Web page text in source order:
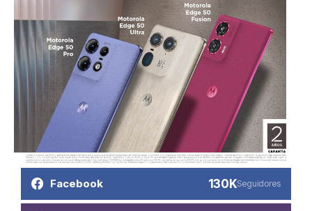
Facebook 130KSeguidores